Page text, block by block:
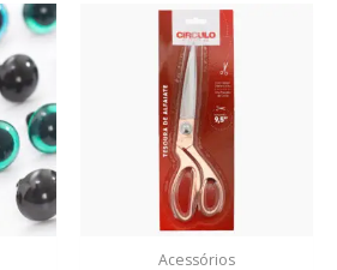
Faixa
de
preço:
R$ 0,60
através
R$ 1,50
Acessórios